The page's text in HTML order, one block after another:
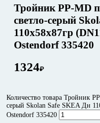
Тройник PP-MD
светло-серый
110х58х87гр
Ostendorf 335420
1324₽
Количество товара Тройник
серый Skolan Safe SKEA Дн
Ostendorf 335420